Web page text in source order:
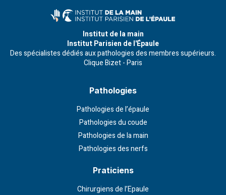
Institut de la main
Institut Parisien de l'Épaule
Des spécialistes dédiés aux pathologies des membres supérieurs.
Clique Bizet - Paris
Pathologies
Pathologies de l’épaule
Pathologies du coude
Pathologies de la main
Pathologies des nerfs
Praticiens
Chirurgiens de l’Epaule